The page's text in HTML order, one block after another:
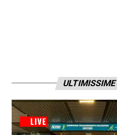
ULTIMISSIME